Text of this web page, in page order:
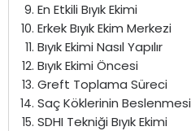
En Etkili Bıyık Ekimi
Erkek Bıyık Ekim Merkezi
Bıyık Ekimi Nasıl Yapılır
Bıyık Ekimi Öncesi
Greft Toplama Süreci
Saç Köklerinin Beslenmesi
SDHI Tekniği Bıyık Ekimi